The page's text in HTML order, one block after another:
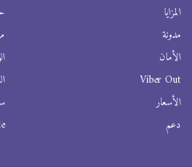
المزايا
مدونة
الأمان
Viber Out
الأسعار
دعم